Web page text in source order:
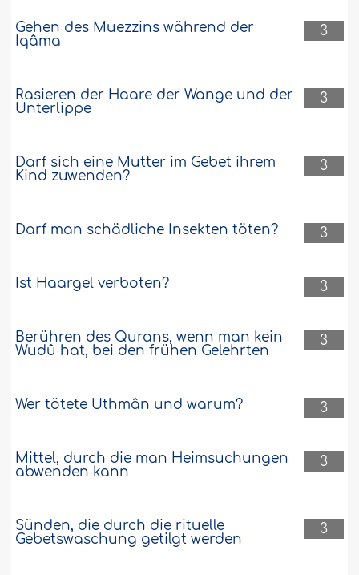
3
Gehen des Muezzins während der
Iqâma
3
Rasieren der Haare der Wange und der
Unterlippe
3
Darf sich eine Mutter im Gebet ihrem
Kind zuwenden?
3
Darf man schädliche Insekten töten?
3
Ist Haargel verboten?
3
Berühren des Qurans, wenn man kein
Wudû hat, bei den frühen Gelehrten
3
Wer tötete Uthmân und warum?
3
Mittel, durch die man Heimsuchungen
abwenden kann
3
Sünden, die durch die rituelle
Gebetswaschung getilgt werden